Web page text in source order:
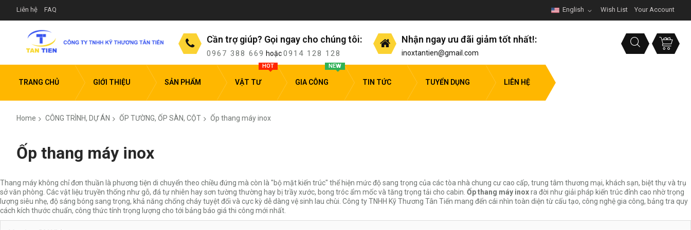
Liên hệ FAQ Wish List Your Account
English
Cần trợ giúp? Gọi ngay cho chúng tôi:
0967 388 669 hoặc0914 128 128
Nhận ngay ưu đãi giảm tốt nhất!:
inoxtantien@gmail.com
TRANG CHỦ GIỚI THIỆU SẢN PHẨM VẬT TƯ
HOT
GIA CÔNG
NEW
TIN TỨC TUYỂN DỤNG LIÊN HỆ
Home CÔNG TRÌNH, DỰ ÁN ỐP TƯỜNG, ỐP SÀN, CỘT Ốp thang máy inox
Ốp thang máy inox
Thang máy không chỉ đơn thuần là phương tiện di chuyển theo chiều đứng mà còn là "bộ mặt kiến trúc" thể hiện mức độ sang trọng của các tòa nhà chung cư cao cấp, trung tâm thương mại, khách sạn, biệt thự và trụ
sở văn phòng. Các vật liệu truyền thống như gỗ, đá tự nhiên hay sơn tường thường hay bị trầy xước, bong tróc ẩm mốc và tăng trọng tải cho cabin. Ốp thang máy inoxra đời như giải pháp kiến trúc đỉnh cao nhờ trọng
lượng siêu nhẹ, độ sáng bóng sang trọng, khả năng chống cháy tuyệt đối và cực kỳ dễ dàng vệ sinh lau chùi. Công ty TNHH Kỹ Thương Tân Tiến mang đến cái nhìn toàn diện từ cấu tạo, công nghệ gia công, bảng tra quy
cách kích thước chuẩn, công thức tính trọng lượng cho tới bảng báo giá thi công mới nhất.